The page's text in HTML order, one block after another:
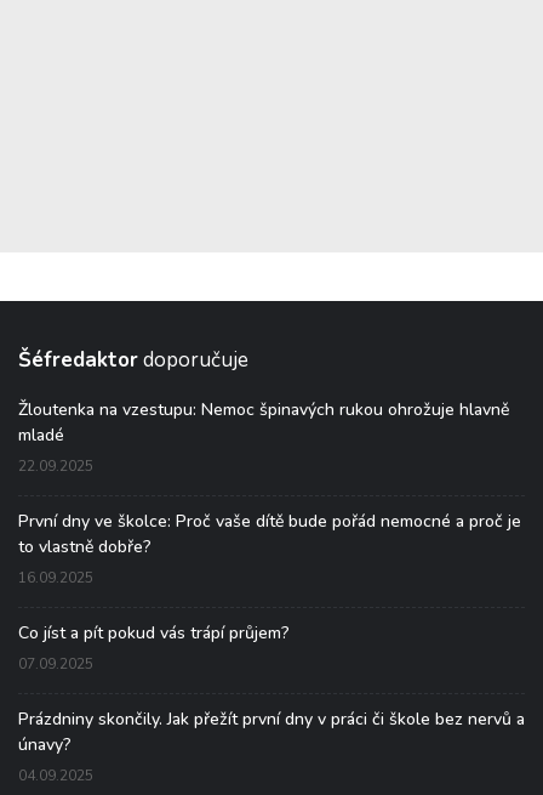
Šéfredaktordoporučuje
Žloutenka na vzestupu: Nemoc špinavých rukou ohrožuje hlavně
mladé
22.09.2025
První dny ve školce: Proč vaše dítě bude pořád nemocné a proč je
to vlastně dobře?
16.09.2025
Co jíst a pít pokud vás trápí průjem?
07.09.2025
Prázdniny skončily. Jak přežít první dny v práci či škole bez nervů a
únavy?
04.09.2025